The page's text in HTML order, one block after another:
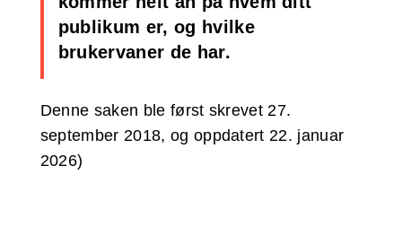
publikum er, og hvilke
brukervaner de har.
Denne saken ble først skrevet 27.
september 2018, og oppdatert 22. januar
2026)